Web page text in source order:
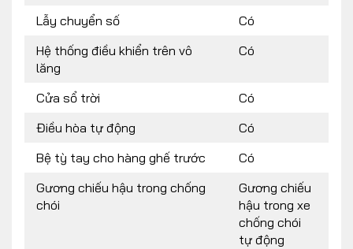
Lẫy chuyển số
Có
Hệ thống điều khiển trên vô
lăng
Có
Cửa sổ trời
Có
Điều hòa tự động
Có
Bệ tỳ tay cho hàng ghế trước
Có
Gương chiếu hậu trong chống
chói
Gương chiếu
hậu trong xe
chống chói
tự động